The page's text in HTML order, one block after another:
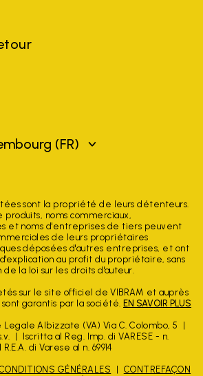
(FR)
sont la propriété de leurs détenteurs.
produits, noms commerciaux,
et noms d'entreprises de tiers peuvent
de leurs propriétaires
déposées d'autres entreprises, et ont
au profit du propriétaire, sans
la loi sur les droits d'auteur.
sur le site officiel de VIBRAM et auprès
garantis par la société. EN SAVOIR PLUS
Legale Albizzate (VA) Via C. Colombo, 5
Iscritta al Reg. Imp. di VARESE - n.
di Varese al n. 69914
GÉNÉRALES
CONTREFAÇON